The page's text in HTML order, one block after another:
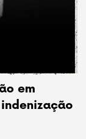
em